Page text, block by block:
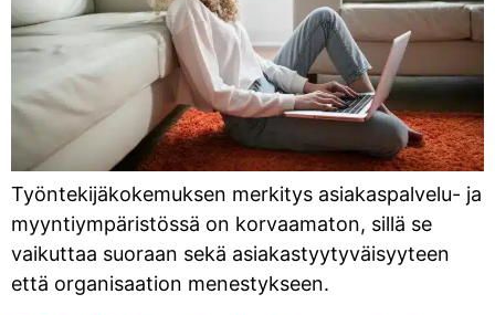
Työntekijäkokemuksen merkitys asiakaspalvelu- ja
myyntiympäristössä on korvaamaton, sillä se
vaikuttaa suoraan sekä asiakastyytyväisyyteen
että organisaation menestykseen.